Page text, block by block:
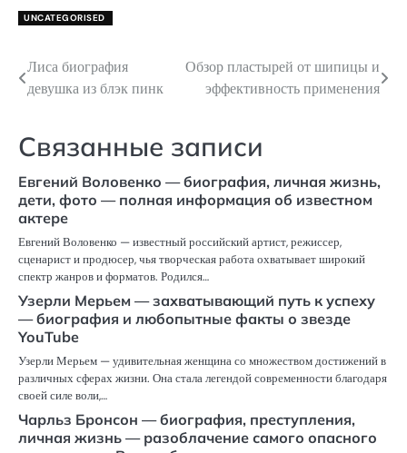
UNCATEGORISED
Навигация
по
записям
Лиса биография
девушка из блэк пинк
Обзор пластырей от шипицы и
эффективность применения
Связанные записи
Евгений Воловенко — биография, личная жизнь,
дети, фото — полная информация об известном
актере
Евгений Воловенко — известный российский артист, режиссер,
сценарист и продюсер, чья творческая работа охватывает широкий
спектр жанров и форматов. Родился…
Узерли Мерьем — захватывающий путь к успеху
— биография и любопытные факты о звезде
YouTube
Узерли Мерьем — удивительная женщина со множеством достижений в
различных сферах жизни. Она стала легендой современности благодаря
своей силе воли,…
Чарльз Бронсон — биография, преступления,
личная жизнь — разоблачение самого опасного